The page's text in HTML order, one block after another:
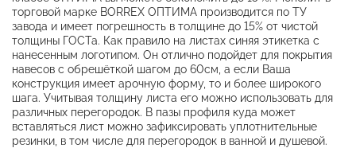
торговой марке BORREX ОПТИМА производится по ТУ
завода и имеет погрешность в толщине до 15% от чистой
толщины ГОСТа. Как правило на листах синяя этикетка с
нанесенным логотипом. Он отлично подойдет для покрытия
навесов с обрешёткой шагом до 60см, а если Ваша
конструкция имеет арочную форму, то и более широкого
шага. Учитывая толщину листа его можно использовать для
различных перегородок. В пазы профиля куда может
вставляться лист можно зафиксировать уплотнительные
резинки, в том числе для перегородок в ванной и душевой.